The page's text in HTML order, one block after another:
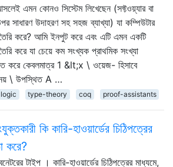
এমন কোনও সিস্টেম লিখেছেন (সফ্টওয়্যার বা
সাধারণ উদাহরণ সহ সহজ ব্যাখ্যা) যা কম্পিউটার
করে? আমি ইনপুট করে এবং এটি এমন একটি
করে যা চেয়ে কম সংখ্যক প্রাথমিক সংখ্যা
করে কেবলমাত্র 1 &lt;x \ ওয়েজ- হিসাবে
\ উপস্থিত A …
logic type-theory coq proof-assistants
কি কারি-হাওয়ার্ডের চিঠিপত্রের
করে?
টাইপ । কারি-হাওয়ার্ডের চিঠিপত্রের মাধ্যমে,